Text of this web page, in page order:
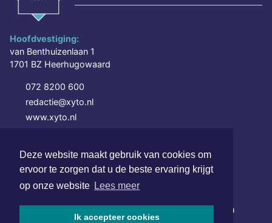
Deze website maakt gebruik van cookies om
ervoor te zorgen dat u de beste ervaring krijgt
op onze website Lees meer
Ik accepteer cookies
Hoofdvestiging:
van Benthuizenlaan 1
1701 BZ Heerhugowaard
072 8200 600
redactie@xyto.nl
www.xyto.nl
NIEUWSBRIEF AANMELDEN
Schrijf je in voor onze nieuwsbrief en krijg wekelijks een